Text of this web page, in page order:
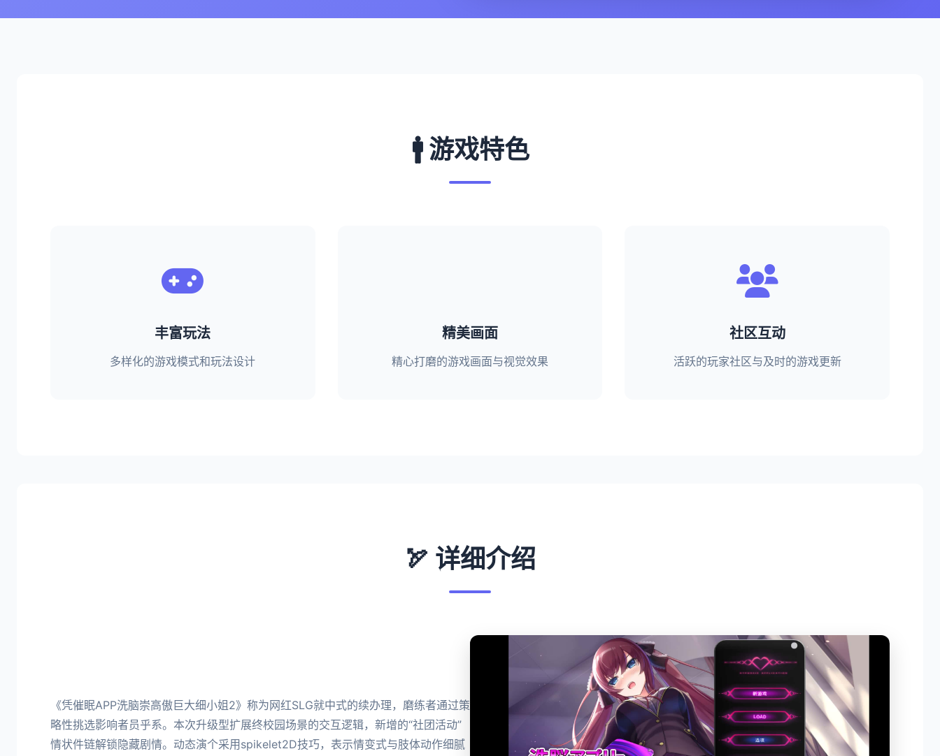
🚹 游戏特色
丰富玩法
多样化的游戏模式和玩法设计
精美画面
精心打磨的游戏画面与视觉效果
社区互动
活跃的玩家社区与及时的游戏更新
🏹 详细介绍
《凭催眠APP洗脑崇高傲巨大细小姐2》称为网红SLG就中式的续办理，磨练者通过策
略性挑选影响者员乎系。本次升级型扩展终校园场景的交互逻辑，新增的“社团活动”
情状件链解锁隐藏剧情。动态演个采用spikelet2D技巧，表示情变式与肢体动作细腻